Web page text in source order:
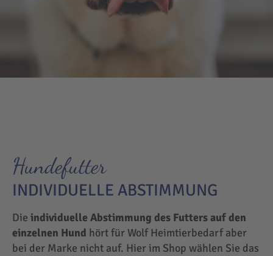
Hundefutter
INDIVIDUELLE ABSTIMMUNG
Die individuelle Abstimmung des Futters auf den
einzelnen Hund hört für Wolf Heimtierbedarf aber
bei der Marke nicht auf. Hier im Shop wählen Sie das